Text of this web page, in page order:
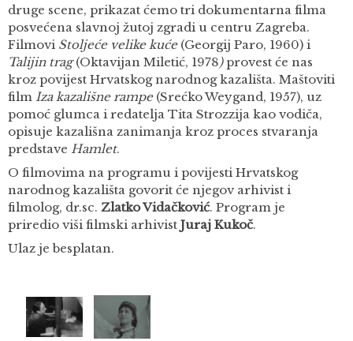
druge scene, prikazat ćemo tri dokumentarna filma
posvećena slavnoj žutoj zgradi u centru Zagreba.
Filmovi Stoljeće velike kuće(Georgij Paro, 1960) i
Talijin trag(Oktavijan Miletić, 1978)provest će nas
kroz povijest Hrvatskog narodnog kazališta. Maštoviti
film Iza kazališne rampe(Srećko Weygand, 1957), uz
pomoć glumca i redatelja Tita Strozzija kao vodiča,
opisuje kazališna zanimanja kroz proces stvaranja
predstave Hamlet.
O filmovima na programu i povijesti Hrvatskog
narodnog kazališta govorit će njegov arhivist i
filmolog, dr.sc. Zlatko Vidačković. Program je
priredio viši filmski arhivist Juraj Kukoč.
Ulaz je besplatan.